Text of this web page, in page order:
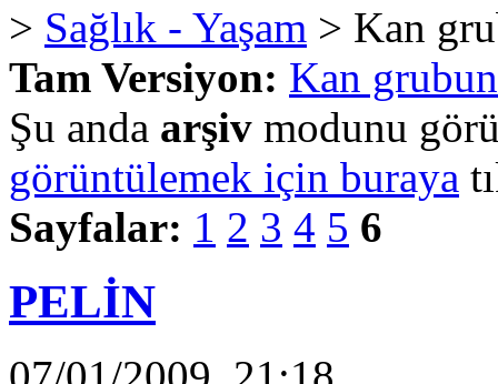
> Sağlık - Yaşam > Kan
Tam Versiyon: Kan
Şu anda arşiv modunu
görüntülemek için buraya
Sayfalar: 1 2 3 4 5 6
PELİN